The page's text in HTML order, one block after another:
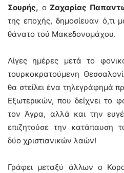
Σουρής, οΖαχαρίας
της εποχής, δημοσίευαν ό,τι
θάνατο τού Μακεδονομάχου.
Λίγες ημέρες μετά το
τουρκοκρατούμενη
θα στείλει ένα τηλεγράφημά
Εξωτερικών, που δείχνει το
τον Άγρα, αλλά και την
επιζητούσε την κατάπαυση
δύο χριστιανικών λαών!
Γράφει μεταξύ άλλων ο